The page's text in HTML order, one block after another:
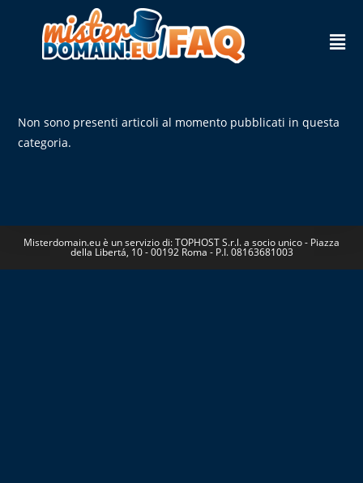
Non sono presenti articoli al momento pubblicati in questa
categoria.
Misterdomain.eu è un servizio di: TOPHOST S.r.l. a socio unico - Piazza
della Libertá, 10 - 00192 Roma - P.I. 08163681003